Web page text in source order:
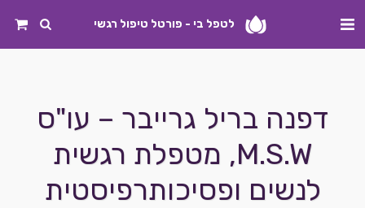
לטפל בי - פורטל טיפול רגשי
דפנה בריל גרייבר – עו"ס
M.S.W, מטפלת רגשית
לנשים ופסיכותרפיסטית